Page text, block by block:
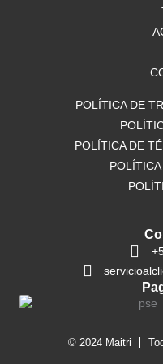
POLÍTICA DE
POLÍTICA DE
© 2024 Maitri